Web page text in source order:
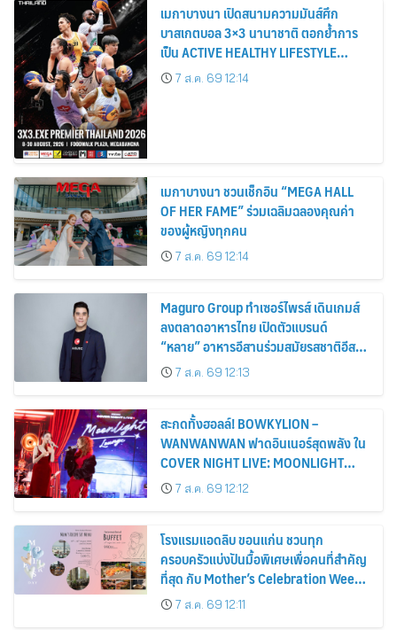
เมกาบางนา เปิดสนามความมันส์ศึก
บาสเกตบอล 3×3 นานาชาติ ตอกย้ำการ
เป็น ACTIVE HEALTHY LIFESTYLE
DESTINATION วันที่ 8 – 30 ส.ค. 69 ณ
ฟู้ดวอล์ค พลาซ่า ศูนย์การค้าเมกาบางนา
7 ส.ค. 69 12:14
เมกาบางนา ชวนเช็กอิน “MEGA HALL
OF HER FAME” ร่วมเฉลิมฉลองคุณค่า
ของผู้หญิงทุกคน
7 ส.ค. 69 12:14
Maguro Group ทำเซอร์ไพรส์ เดินเกมส์
ลงตลาดอาหารไทย เปิดตัวแบรนด์
“หลาย” อาหารอีสานร่วมสมัยรสชาติอีสาน
แท้ๆ7 ส.ค. 69 12:13
สะกดทั้งฮอลล์! BOWKYLION –
WANWANWAN ฟาดอินเนอร์สุดพลัง ใน
COVER NIGHT LIVE: MOONLIGHT
LOUNGE
7 ส.ค. 69 12:12
โรงแรมแอดลิบ ขอนแก่น ชวนทุก
ครอบครัวแบ่งปันมื้อพิเศษเพื่อคนที่สำคัญ
ที่สุด กับ Mother’s Celebration Week
ที่ Seasons 27
7 ส.ค. 69 12:11